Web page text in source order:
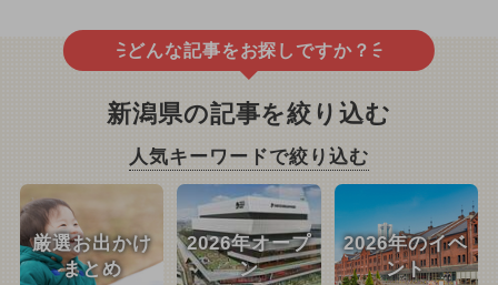
どんな記事をお探しですか？
新潟県の記事を絞り込む
人気キーワードで絞り込む
厳選お出かけ
まとめ
2026年オープ
ン
2026年のイベ
ント